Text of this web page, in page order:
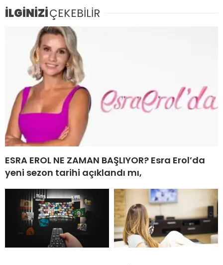
İLGİNİZİÇEKEBİLİR
ESRA EROL NE ZAMAN BAŞLIYOR? Esra Erol’da
yeni sezon tarihi açıklandı mı,